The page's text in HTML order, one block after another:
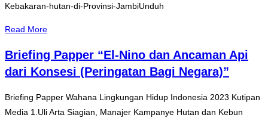
Kebakaran-hutan-di-Provinsi-JambiUnduh
Read More
Briefing Papper “El-Nino dan Ancaman Api
dari Konsesi (Peringatan Bagi Negara)”
Briefing Papper Wahana Lingkungan Hidup Indonesia 2023 Kutipan
Media 1.Uli Arta Siagian, Manajer Kampanye Hutan dan Kebun